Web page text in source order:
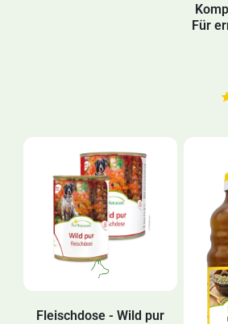
Für
Fleischdose - Wild pur